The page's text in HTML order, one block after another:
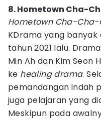
8. Hometown Cha-
Hometown Cha-
KDrama yang
tahun 2021 lalu.
Min Ah dan Kim Seon
ke healing drama.
pemandangan indah
juga pelajaran yang
Meskipun pada